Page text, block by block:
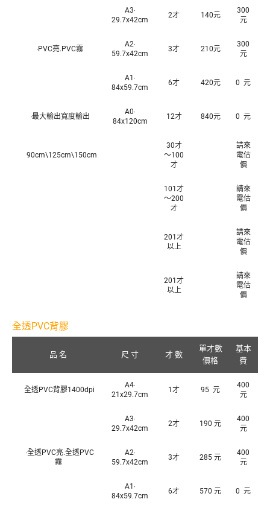
A3‧
29.7x42cm
2才 140元
300
元
‧PVC亮.PVC霧
A2‧
59.7x42cm
3才 210元
300
元
A1‧
84x59.7cm
6才 420元 0 元
‧最大輸出寬度輸出
A0‧
84x120cm
12才 840元 0 元
90cm\125cm\150cm
30才
～100
才
請來
電估
價
101才
～200
才
請來
電估
價
201才
以上
請來
電估
價
201才
以上
請來
電估
價
全透PVC背膠
品 名 尺 寸 才 數
單才數
價格
基本
費
全透PVC背膠1400dpi
A4‧
21x29.7cm
1才 95 元
400
元
A3‧
29.7x42cm
2才 190 元
400
元
‧全透PVC亮.全透PVC
霧
A2‧
59.7x42cm
3才 285 元
400
元
A1‧
84x59.7cm
6才 570 元 0 元